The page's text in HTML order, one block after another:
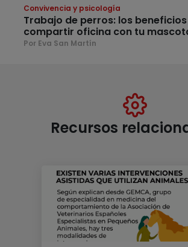
Convivencia y psicología
Trabajo de perros: los
compartir oficina con tu
Por Eva San Martín
Recursos